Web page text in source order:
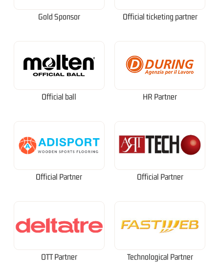
Gold Sponsor Official ticketing partner
Official ball HR Partner
Official Partner Official Partner
OTT Partner Technological Partner